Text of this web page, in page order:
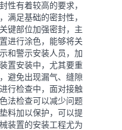
性有着较高的要求，
满足基础的密封性，
键部位加强密封，主
进行涂色，能够将关
和警示安装人员，加
置安装中，尤其要重
避免出现漏气、缝隙
行检查中，面对接触
法检查可以减少问题
料加以保护，可以提
装置的安装工程尤为